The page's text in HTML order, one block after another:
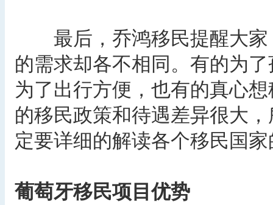
最后，乔鸿移民提醒大家
的需求却各不相同。有的为
为了出行方便，也有的真心
的移民政策和待遇差异很大
定要详细的解读各个移民国
葡萄牙移民项目优势